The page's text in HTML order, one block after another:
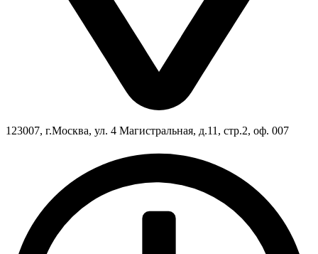
123007, г.Москва, ул. 4 Магистральная, д.11, стр.2, оф. 007